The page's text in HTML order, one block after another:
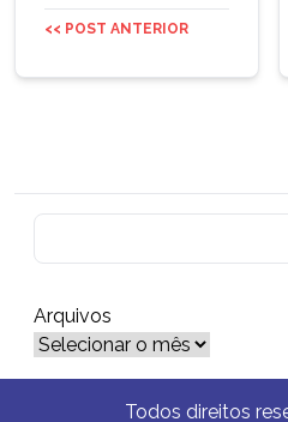
<< POST ANTERIOR
Arquivos
Arquivos
Todos direitos